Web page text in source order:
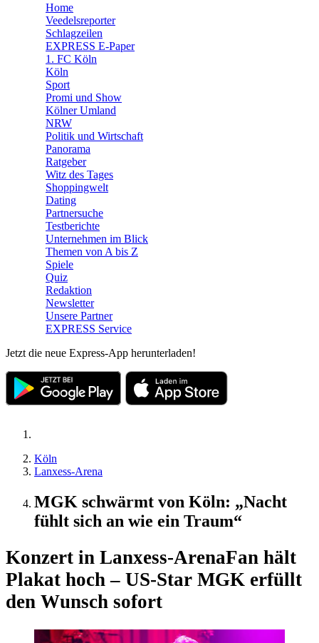
🛒 Shoppingwelt
Home
Veedelsreporter
Schlagzeilen
EXPRESS E-Paper
1. FC Köln
Köln
Sport
Promi und Show
Kölner Umland
NRW
Politik und Wirtschaft
Panorama
Ratgeber
Witz des Tages
Shoppingwelt
Dating
Partnersuche
Testberichte
Unternehmen im Blick
Themen von A bis Z
Spiele
Quiz
Redaktion
Newsletter
Unsere Partner
EXPRESS Service
Jetzt die neue Express-App herunterladen!
Köln
Lanxess-Arena
MGK schwärmt von Köln: „Nacht
fühlt sich an wie ein Traum“
Konzert in Lanxess-ArenaFan hält
Plakat hoch – US-Star MGK erfüllt
den Wunsch sofort